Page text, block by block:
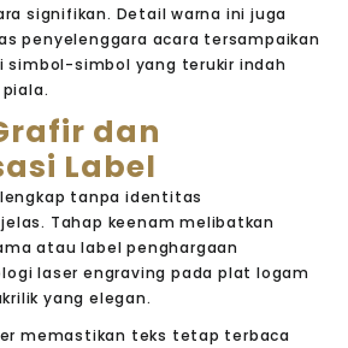
signifikan. Detail warna ini juga
penyelenggara acara tersampaikan
simbol-simbol yang terukir indah
dan
Label
tanpa identitas
Tahap keenam melibatkan
atau label penghargaan
laser engraving pada plat logam
yang elegan.
memastikan teks tetap terbaca